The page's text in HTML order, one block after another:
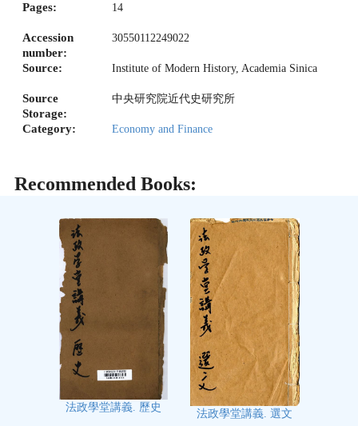
Pages: 14
Accession
number:
30550112249022
Source: Institute of Modern History, Academia Sinica
Source
Storage:
中央研究院近代史研究所
Category: Economy and Finance
Recommended Books:
法政學堂講義. 歷史
法政學堂講義. 選文